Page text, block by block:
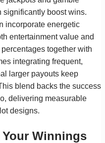
significantly boost wins.
incorporate energetic
entertainment value and
together with
integrating frequent,
larger payouts keep
blend backs the success
delivering measurable
designs.
Winnings